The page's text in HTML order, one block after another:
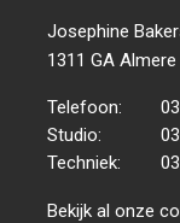
Josephine
1311 GA Almere
Telefoon:
Studio:
Techniek:
Bekijk al onze